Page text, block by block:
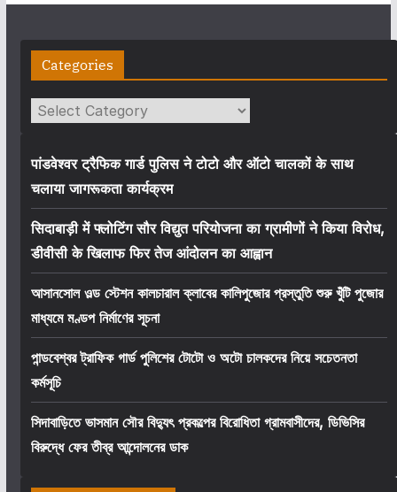
Categories
Categories
पांडवेश्वर ट्रैफिक गार्ड पुलिस ने टोटो और ऑटो चालकों के साथ
चलाया जागरूकता कार्यक्रम
सिदाबाड़ी में फ्लोटिंग सौर विद्युत परियोजना का ग्रामीणों ने किया विरोध,
डीवीसी के खिलाफ फिर तेज आंदोलन का आह्वान
আসানসোল ওল্ড স্টেশন কালচারাল ক্লাবের কালিপুজোর প্রস্তুতি শুরু খুঁটি পুজোর
মাধ্যমে মণ্ডপ নির্মাণের সূচনা
পান্ডবেশ্বর ট্রাফিক গার্ড পুলিশের টোটো ও অটো চালকদের নিয়ে সচেতনতা
কর্মসূচি
সিদাবাড়িতে ভাসমান সৌর বিদ্যুৎ প্রকল্পের বিরোধিতা গ্রামবাসীদের, ডিভিসির
বিরুদ্ধে ফের তীব্র আন্দোলনের ডাক